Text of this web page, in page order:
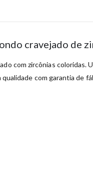
cravejado de
com zircônias
com garantia de